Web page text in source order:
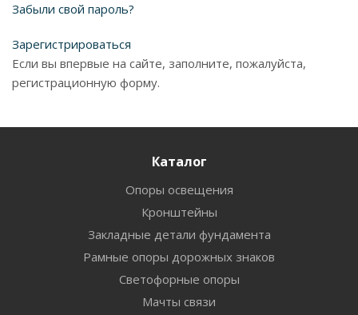
Забыли свой пароль?
Зарегистрироваться
Если вы впервые на сайте, заполните, пожалуйста,
регистрационную форму.
Каталог
Опоры освещения
Кронштейны
Закладные детали фундамента
Рамные опоры дорожных знаков
Светофорные опоры
Мачты связи